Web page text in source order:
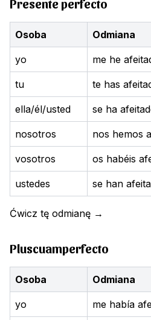
Presente perfecto
Osoba Odmiana
yo me he
tu te has
ella/él/usted se ha
nosotros nos hemos
vosotros os habéis
ustedes se han
Ćwicz tę odmianę →
Pluscuamperfecto
Osoba Odmiana
yo me había